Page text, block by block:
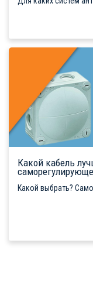
Какой кабель
Какой выбрать?